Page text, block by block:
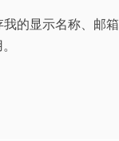
的显示名称、邮